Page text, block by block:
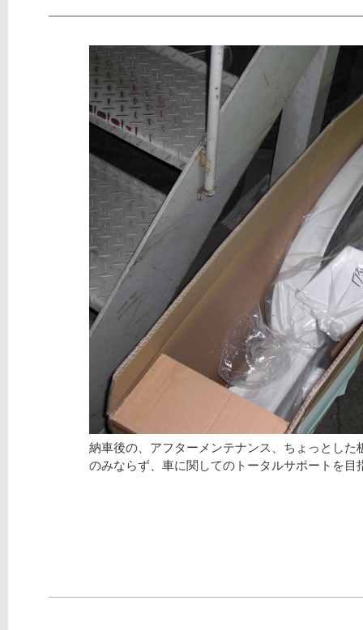
納車後の、アフターメンテナンス、ちょっとした
のみならず、車に関してのトータルサポートを目